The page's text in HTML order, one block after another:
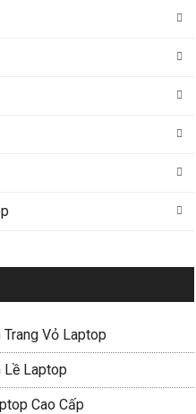
Trang Vỏ Laptop
Lề Laptop
Cao Cấp